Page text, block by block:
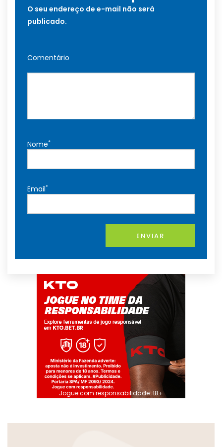
O seu endereço de e-mail não será
publicado.
Comentário
Nome*
Email*
ENVIAR
Jogue com responsabilidade. 18+